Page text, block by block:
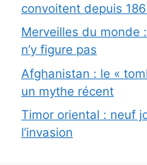
convoitent depuis
Merveilles du monde
n’y figure pas
Afghanistan : le «
un mythe récent
Timor oriental : neuf
l’invasion